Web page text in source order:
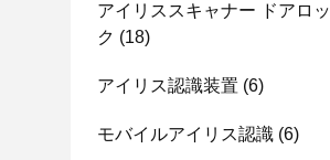
アイリススキャナー ドアロッ
ク (18)
アイリス認識装置 (6)
モバイルアイリス認識 (6)